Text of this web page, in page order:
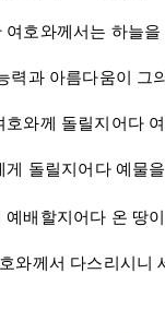
호와께서는 하늘
력과 아름다움이 그
와께 돌릴지어다
돌릴지어다 예물
배할지어다 온 땅
와께서 다스리시니